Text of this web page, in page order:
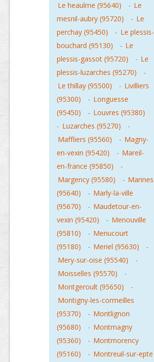
Le heaulme (95640)
- Le
mesnil-aubry (95720)
- Le
perchay (95450)
- Le plessis-
bouchard (95130)
- Le
plessis-gassot (95720)
- Le
plessis-luzarches (95270)
-
Le thillay (95500)
- Livilliers
(95300)
- Longuesse
(95450)
- Louvres (95380)
- Luzarches (95270)
-
Maffliers (95560)
- Magny-
en-vexin (95420)
- Mareil-
en-france (95850)
-
Margency (95580)
- Marines
(95640)
- Marly-la-ville
(95670)
- Maudetour-en-
vexin (95420)
- Menouville
(95810)
- Menucourt
(95180)
- Meriel (95630)
-
Mery-sur-oise (95540)
-
Moisselles (95570)
-
Montgeroult (95650)
-
Montigny-les-cormeilles
(95370)
- Montlignon
(95680)
- Montmagny
(95360)
- Montmorency
(95160)
- Montreuil-sur-epte